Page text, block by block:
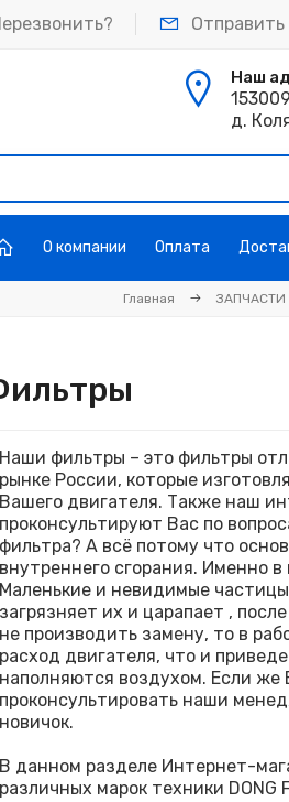
Наш
д.
О компании Оплата
Главная ЗАПЧАСТИ
Наши фильтры – это фильтры
рынке России, которые
Вашего двигателя. Также наш
проконсультируют Вас по
фильтра? А всё потому что
внутреннего сгорания. Именно
Маленькие и невидимые
загрязняет их и царапает ,
не производить замену, то в
расход двигателя, что и
наполняются воздухом. Если же
проконсультировать наши
новичок.
В данном разделе Интернет-
различных марок техники DONG